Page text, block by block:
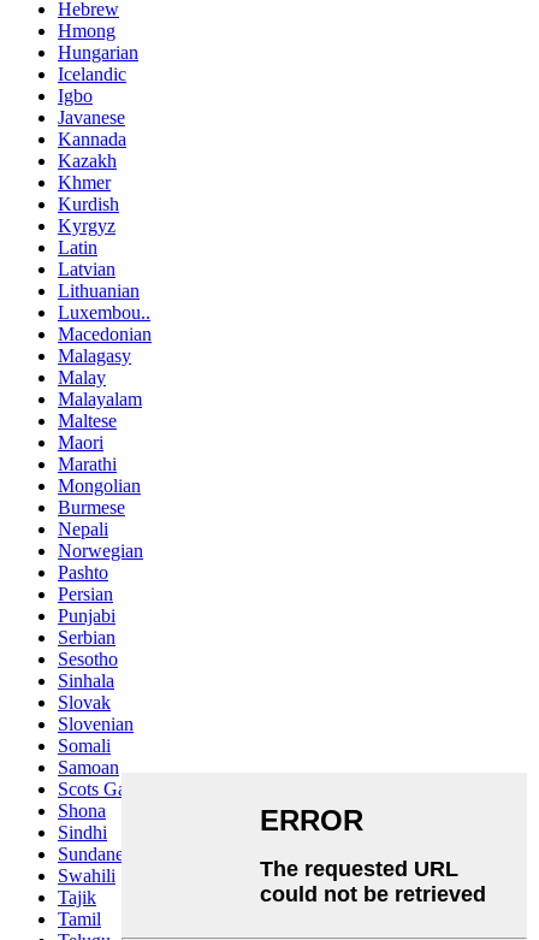
Hebrew
Hmong
Hungarian
Icelandic
Igbo
Javanese
Kannada
Kazakh
Khmer
Kurdish
Kyrgyz
Latin
Latvian
Lithuanian
Luxembou..
Macedonian
Malagasy
Malay
Malayalam
Maltese
Maori
Marathi
Mongolian
Burmese
Nepali
Norwegian
Pashto
Persian
Punjabi
Serbian
Sesotho
Sinhala
Slovak
Slovenian
Somali
Samoan
Scots Gaelic
Shona
Sindhi
Sundanese
Swahili
Tajik
Tamil